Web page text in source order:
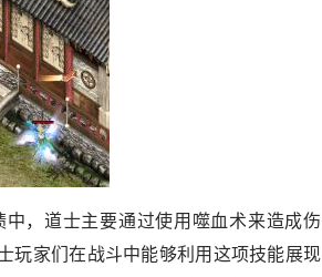
，道士主要通过使用噬血术来造成伤
玩家们在战斗中能够利用这项技能展现